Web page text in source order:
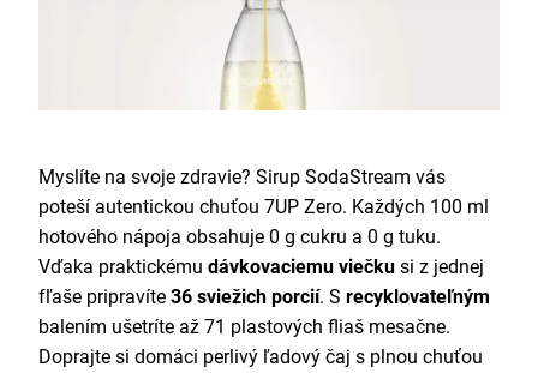
Myslíte na svoje zdravie? Sirup SodaStream vás
poteší autentickou chuťou 7UP Zero. Každých 100 ml
hotového nápoja obsahuje 0 g cukru a 0 g tuku.
Vďaka praktickému dávkovaciemu viečku si z jednej
fľaše pripravíte 36 sviežich porcií. S recyklovateľným
balením ušetríte až 71 plastových fliaš mesačne.
Doprajte si domáci perlivý ľadový čaj s plnou chuťou